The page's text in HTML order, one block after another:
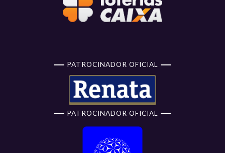
PATROCINADOR OFICIAL
PATROCINADOR OFICIAL